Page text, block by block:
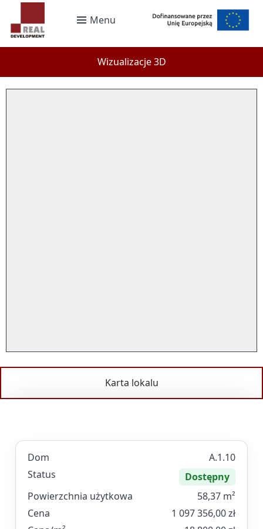
Menu
Wizualizacje 3D
Karta lokalu
Dom
A.1.10
Status
Dostępny
Powierzchnia użytkowa
58,37 m²
Cena
1 097 356,00 zł